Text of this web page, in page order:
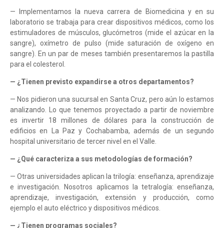
— Implementamos la nueva carrera de Biomedicina y en su
laboratorio se trabaja para crear dispositivos médicos, como los
estimuladores de músculos, glucómetros (mide el azúcar en la
sangre), oxímetro de pulso (mide saturación de oxígeno en
sangre). En un par de meses también presentaremos la pastilla
para el colesterol.
— ¿Tienen previsto expandirse a otros departamentos?
— Nos pidieron una sucursal en Santa Cruz, pero aún lo estamos
analizando. Lo que tenemos proyectado a partir de noviembre
es invertir 18 millones de dólares para la construcción de
edificios en La Paz y Cochabamba, además de un segundo
hospital universitario de tercer nivel en el Valle.
— ¿Qué caracteriza a sus metodologías de formación?
— Otras universidades aplican la trilogía: enseñanza, aprendizaje
e investigación. Nosotros aplicamos la tetralogía: enseñanza,
aprendizaje, investigación, extensión y producción, como
ejemplo el auto eléctrico y dispositivos médicos.
— ¿Tienen programas sociales?